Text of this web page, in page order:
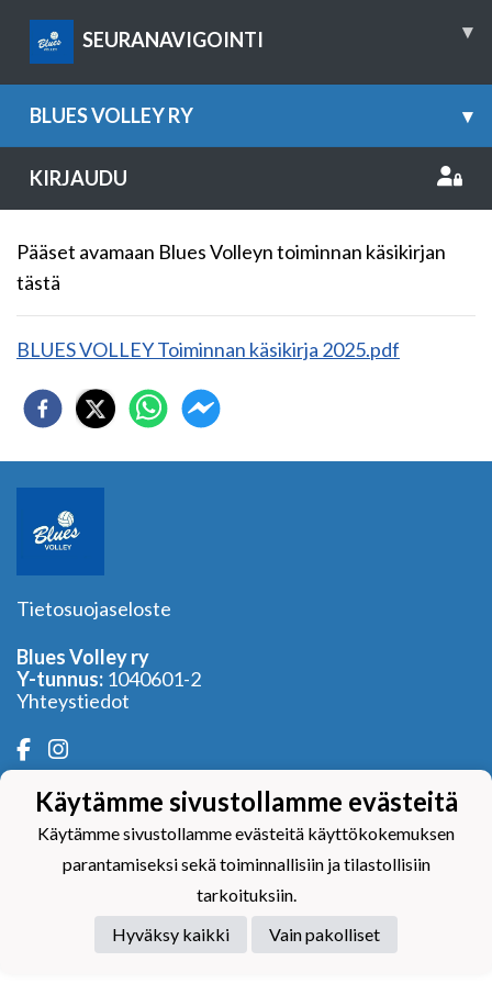
SEURANAVIGOINTI ▾
BLUES VOLLEY RY ▾
KIRJAUDU
Pääset avamaan Blues Volleyn toiminnan käsikirjan
tästä
BLUES VOLLEY Toiminnan käsikirja 2025.pdf
Tietosuojaseloste
Blues Volley ry
Y-tunnus: 1040601-2
Yhteystiedot
Powered by
Käytämme sivustollamme evästeitä
Käytämme sivustollamme evästeitä käyttökokemuksen
parantamiseksi sekä toiminnallisiin ja tilastollisiin
tarkoituksiin.
Hyväksy kaikki
Vain pakolliset